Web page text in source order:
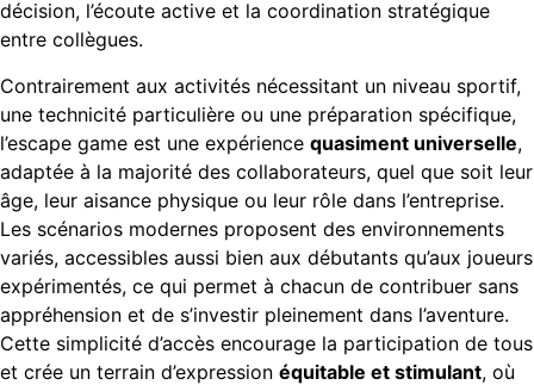
décision, l’écoute active et la coordination stratégique
entre collègues.
Contrairement aux activités nécessitant un niveau sportif,
une technicité particulière ou une préparation spécifique,
l’escape game est une expérience quasiment universelle,
adaptée à la majorité des collaborateurs, quel que soit leur
âge, leur aisance physique ou leur rôle dans l’entreprise.
Les scénarios modernes proposent des environnements
variés, accessibles aussi bien aux débutants qu’aux joueurs
expérimentés, ce qui permet à chacun de contribuer sans
appréhension et de s’investir pleinement dans l’aventure.
Cette simplicité d’accès encourage la participation de tous
et crée un terrain d’expression équitable et stimulant, où